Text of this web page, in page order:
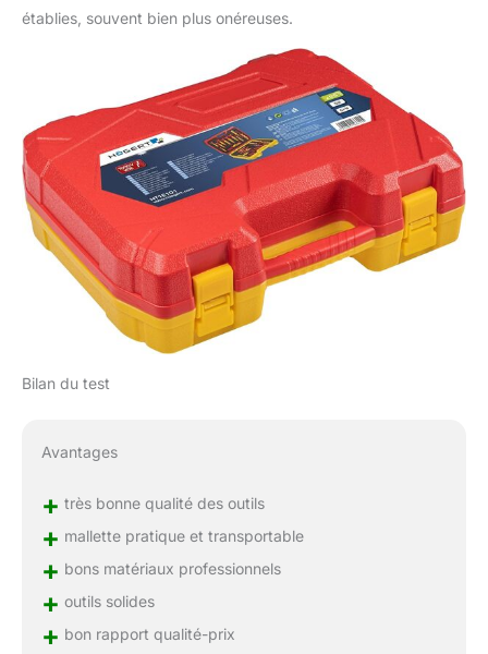
établies, souvent bien plus onéreuses.
Bilan du test
Avantages
+ très bonne qualité des outils
+ mallette pratique et transportable
+ bons matériaux professionnels
+ outils solides
+ bon rapport qualité-prix